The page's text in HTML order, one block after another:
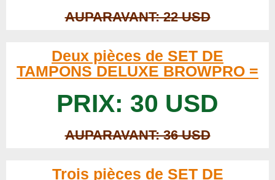
AUPARAVANT: 22 USD
Deux pièces de SET DE
TAMPONS DELUXE BROWPRO =
PRIX: 30 USD
AUPARAVANT: 36 USD
Trois pièces de SET DE